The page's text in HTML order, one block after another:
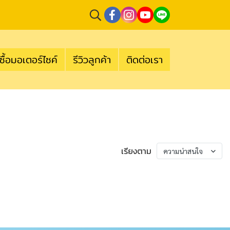
อมอเตอร์ไซค์ รีวิวลูกค้า ติดต่อเรา
เรียงตาม ความน่าสนใจ